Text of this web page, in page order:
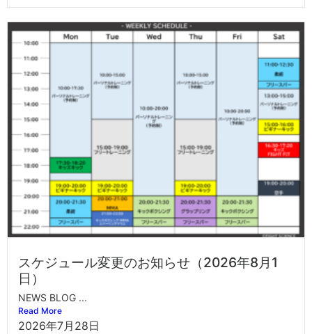
スケジュール変更のお知らせ（2026年8月1
日）
NEWS BLOG ...
Read More
2026年7月28日